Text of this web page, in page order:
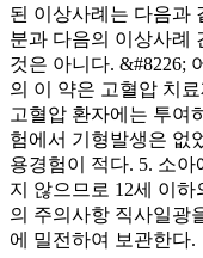
된 이상사례는 다음과
분과 다음의 이상사례
것은 아니다. &#8226;
의 이 약은 고혈압 치
고혈압 환자에는 투여
험에서 기형발생은 없
용경험이 적다. 5. 소
지 않으므로 12세 이
의 주의사항 직사일광
에 밀전하여 보관한다.